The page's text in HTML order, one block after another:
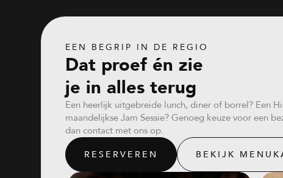
EEN BEGRIP IN DE REGIO
Dat proef én zie
je in alles terug
Een heerlijk uitgebreide lunch, diner of borrel? Een
maandelijkse Jam Sessie? Genoeg keuze voor een
dan contact met ons op.
RESERVEREN BEKIJK